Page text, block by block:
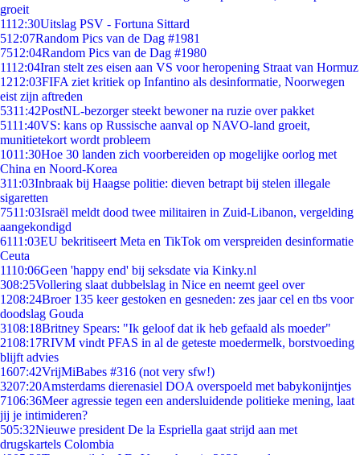
groeit
1112:30Uitslag PSV - Fortuna Sittard
512:07Random Pics van de Dag #1981
7512:04Random Pics van de Dag #1980
1112:04Iran stelt zes eisen aan VS voor heropening Straat van Hormuz
1212:03FIFA ziet kritiek op Infantino als desinformatie, Noorwegen
eist zijn aftreden
5311:42PostNL-bezorger steekt bewoner na ruzie over pakket
5111:40VS: kans op Russische aanval op NAVO-land groeit,
munitietekort wordt probleem
1011:30Hoe 30 landen zich voorbereiden op mogelijke oorlog met
China en Noord-Korea
311:03Inbraak bij Haagse politie: dieven betrapt bij stelen illegale
sigaretten
7511:03Israël meldt dood twee militairen in Zuid-Libanon, vergelding
aangekondigd
6111:03EU bekritiseert Meta en TikTok om verspreiden desinformatie
Ceuta
1110:06Geen 'happy end' bij seksdate via Kinky.nl
308:25Vollering slaat dubbelslag in Nice en neemt geel over
1208:24Broer 135 keer gestoken en gesneden: zes jaar cel en tbs voor
doodslag Gouda
3108:18Britney Spears: "Ik geloof dat ik heb gefaald als moeder"
2108:17RIVM vindt PFAS in al de geteste moedermelk, borstvoeding
blijft advies
1607:42VrijMiBabes #316 (not very sfw!)
3207:20Amsterdams dierenasiel DOA overspoeld met babykonijntjes
7106:36Meer agressie tegen een andersluidende politieke mening, laat
jij je intimideren?
505:32Nieuwe president De la Espriella gaat strijd aan met
drugskartels Colombia